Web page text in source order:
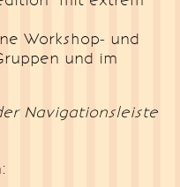
Workshop- und
und im
Navigationsleiste